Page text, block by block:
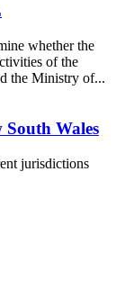
whether the
of the
the Ministry of...
Wales
jurisdictions